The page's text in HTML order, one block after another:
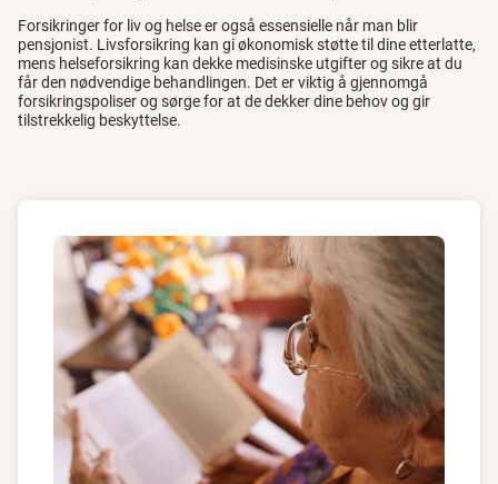
Forsikringer for liv og helse er også essensielle når man blir
pensjonist. Livsforsikring kan gi økonomisk støtte til dine etterlatte,
mens helseforsikring kan dekke medisinske utgifter og sikre at du
får den nødvendige behandlingen. Det er viktig å gjennomgå
forsikringspoliser og sørge for at de dekker dine behov og gir
tilstrekkelig beskyttelse.